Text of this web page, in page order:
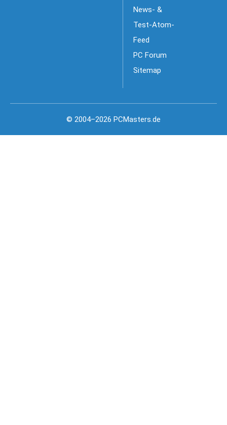
News- &
Test-Atom-
Feed
PC Forum
Sitemap
© 2004–2026 PCMasters.de